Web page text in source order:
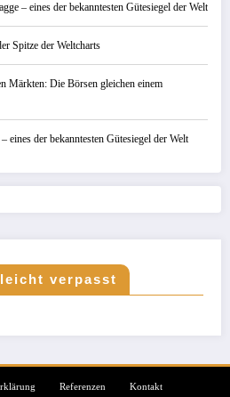
– eines der bekanntesten Gütesiegel der Welt
Spitze der Weltcharts
Märkten: Die Börsen gleichen einem
eines der bekanntesten Gütesiegel der Welt
verpasst
Referenzen
Kontakt